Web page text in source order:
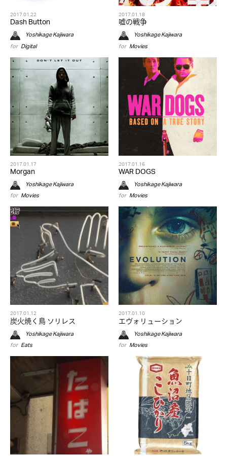
2017.01.22
Dash Button
Yoshikage Kajiwara
for Digital
2017.01.18
嘘の戦争
Yoshikage Kajiwara
for Movies
2017.01.17
Morgan
Yoshikage Kajiwara
for Movies
2017.01.16
WAR DOGS
Yoshikage Kajiwara
for Movies
2017.01.12
炭火焼く鳥 ソリレス
Yoshikage Kajiwara
for Eats
2017.01.10
エヴォリューション
Yoshikage Kajiwara
for Movies